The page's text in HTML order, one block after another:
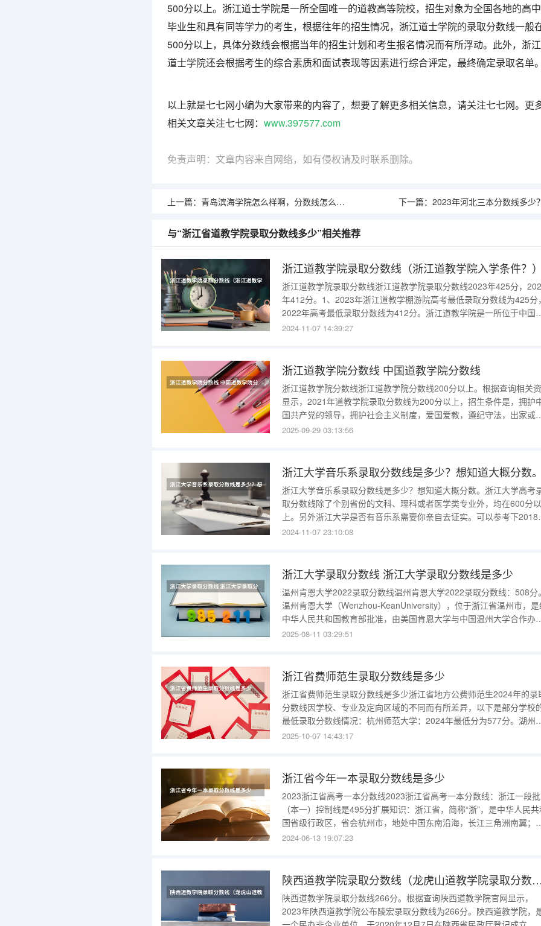
500分以上。浙江道士学院是一所全国唯一的道教高等院校，招生对象为全国各地的高中
毕业生和具有同等学力的考生，根据往年的招生情况，浙江道士学院的录取分数线一般
500分以上，具体分数线会根据当年的招生计划和考生报名情况而有所浮动。此外，浙江
道士学院还会根据考生的综合素质和面试表现等因素进行综合评定，最终确定录取名单
以上就是七七网小编为大家带来的内容了，想要了解更多相关信息，请关注七七网。更
相关文章关注七七网： www.397577.com
免责声明：文章内容来自网络，如有侵权请及时联系删除。
上一篇： 青岛滨海学院怎么样啊，分数线怎么样，就业率怎么样 下一篇： 2023年河北三本分数线多少
与“浙江省道教学院录取分数线多少”相关推荐
浙江道教学院录取分数线（浙江道教学院入学条件？
浙江道教学院录取分数线浙江道教学院录取分数线2023年425分，
年412分。1、2023年浙江道教学棚游院高考最低录取分数线为425分
2022年高考最低录取分数线为412分。浙江道教学院是一所位于中国
江省杭州市拱墅区的宗教类高等院校，成立于1985年，隶属于中国道
2024-11-07 14:39:27
浙江道教学院分数线 中国道教学院分数线
浙江道教学院分数线浙江道教学院分数线200分以上。根据查询相关
显示，2021年道教学院录取分数线为200分以上，招生条件是，拥护
国共产党的领导，拥护社会主义制度，爱国爱教，遵纪守法，出家或
宫观从事教务活动一年以上，信仰虔诚、品行端正、道装整齐，戒行
2025-09-29 03:13:56
浙江大学音乐系录取分数线是多少？想知道大概分数
浙江大学音乐系录取分数线是多少？想知道大概分数。浙江大学高考
取分数线除了个别省份的文科、理科或者医学类专业外，均在600分以
上。另外浙江大学是否有音乐系需要你亲自去证实。可以参考下2018
和2019年的录取分数情况。浙江大学是国家首批985重点建设的9所
2024-11-07 23:10:08
浙江大学录取分数线 浙江大学录取分数线是多少
温州肯恩大学2022录取分数线温州肯恩大学2022录取分数线：508分
温州肯恩大学（Wenzhou-KeanUniversity），位于浙江省温州市，
中华人民共和国教育部批准，由美国肯恩大学与中国温州大学合作办
的中外合作办学全日制普通本科高等院校，是中外合作大学联盟成员
2025-08-11 03:29:51
浙江省费师范生录取分数线是多少
浙江省费师范生录取分数线是多少浙江省地方公费师范生2024年的录
分数线因学校、专业及定向区域的不同而有所差异，以下是部分学校
最低录取分数线情况：杭州师范大学：2024年最低分为577分。湖州
范学院：2024年最低分为580分。丽水学院：2024年最低分为598分
2025-10-07 14:43:17
浙江省今年一本录取分数线是多少
2023浙江省高考一本分数线2023浙江省高考一本分数线：浙江一段
（本一）控制线是495分扩展知识：浙江省，简称“浙”，是中华人民
国省级行政区，省会杭州市，地处中国东南沿海，长江三角洲南翼；
临东海，北与上海、江苏接壤，南接福建，西与安徽、江西相连；地
2024-06-13 19:07:23
陕西道教学院录取分数线（龙
陕西道教学院录取分数线266分。根据查询陕西道教学院官网显示，
2023年陕西道教学院公布陵宏录取分数线为266分。陕西道教学院，